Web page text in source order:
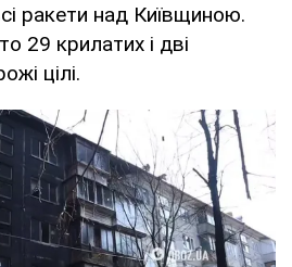
ракети над Київщиною.
29 крилатих і дві
цілі.